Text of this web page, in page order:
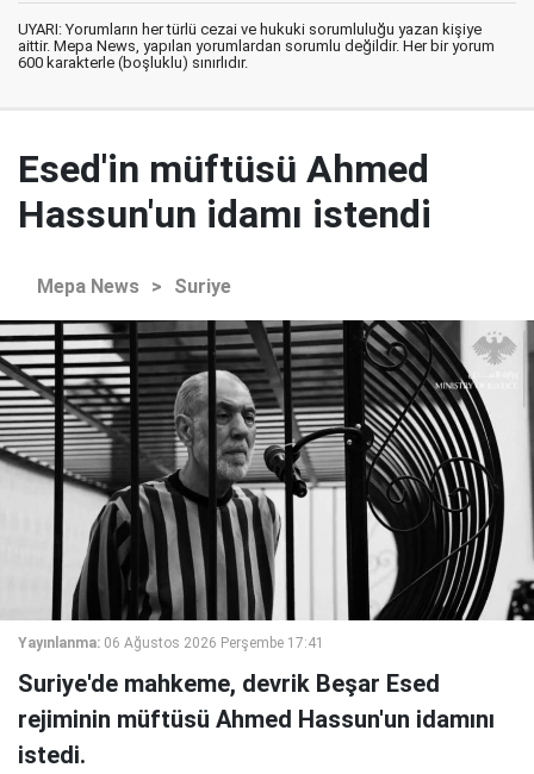
UYARI: Yorumların her türlü cezai ve hukuki sorumluluğu yazan kişiye
aittir. Mepa News, yapılan yorumlardan sorumlu değildir. Her bir yorum
600 karakterle (boşluklu) sınırlıdır.
Esed'in müftüsü Ahmed
Hassun'un idamı istendi
Mepa News > Suriye
Yayınlanma: 06 Ağustos 2026 Perşembe 17:41
Suriye'de mahkeme, devrik Beşar Esed
rejiminin müftüsü Ahmed Hassun'un idamını
istedi.